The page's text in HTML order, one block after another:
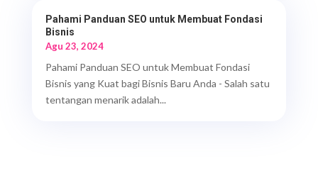
Pahami Panduan SEO untuk Membuat Fondasi
Bisnis
Agu 23, 2024
Pahami Panduan SEO untuk Membuat Fondasi
Bisnis yang Kuat bagi Bisnis Baru Anda - Salah satu
tentangan menarik adalah...